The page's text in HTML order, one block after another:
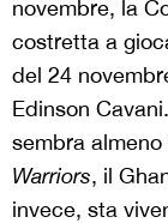
novembre, la
costretta a
del 24
Edinson
sembra
Warriors, il
invece, sta